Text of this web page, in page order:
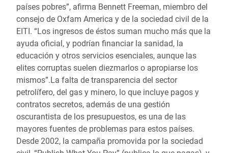
países pobres”, afirma Bennett Freeman, miembro del
consejo de Oxfam America y de la sociedad civil de la
EITI. “Los ingresos de éstos suman mucho más que la
ayuda oficial, y podrían financiar la sanidad, la
educación y otros servicios esenciales, aunque las
elites corruptas suelen diezmarlos o apropiarse los
mismos”.La falta de transparencia del sector
petrolífero, del gas y minero, lo que incluye pagos y
contratos secretos, además de una gestión
oscurantista de los presupuestos, es una de las
mayores fuentes de problemas para estos países.
Desde 2002, la campaña promovida por la sociedad